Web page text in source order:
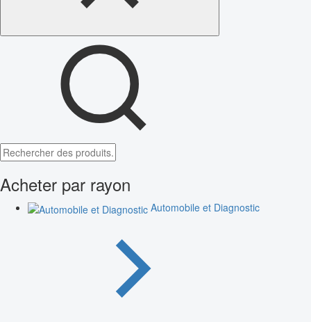
Acheter par rayon
Automobile et Diagnostic